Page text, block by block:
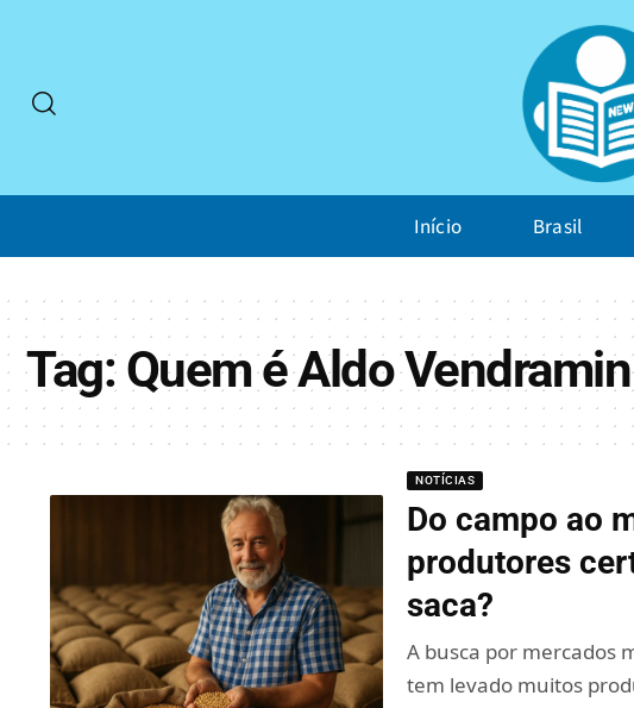
Início Brasil
Tag:Quem é Aldo Vendramin
NOTÍCIAS
Do campo ao
produtores
saca?
A busca por mercados
tem levado muitos